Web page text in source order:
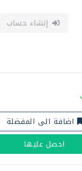
إنشاء حساب
اضافة الى المفضلة
احصل عليها